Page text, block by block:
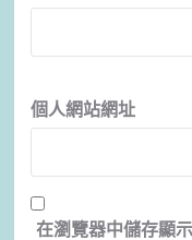
個人網站網址
在瀏覽器中儲存顯